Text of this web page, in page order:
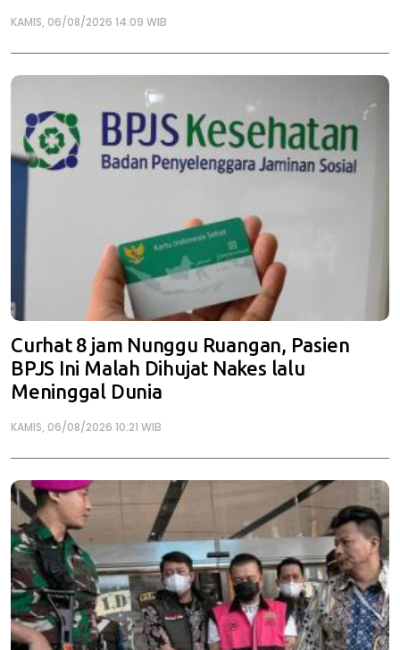
KAMIS, 06/08/2026 14:09 WIB
Curhat 8 jam Nunggu Ruangan, Pasien
BPJS Ini Malah Dihujat Nakes lalu
Meninggal Dunia
KAMIS, 06/08/2026 10:21 WIB